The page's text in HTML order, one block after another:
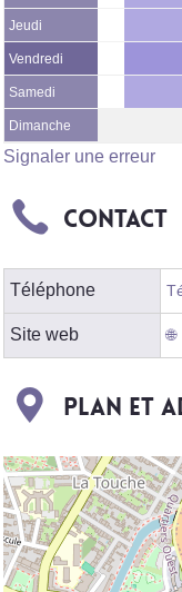
Jeudi
Vendredi
Samedi
Dimanche
Signaler une erreur
Contact
Téléphone
Site web
Plan et